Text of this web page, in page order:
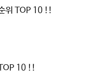
위 TOP 10 !!
10 !!